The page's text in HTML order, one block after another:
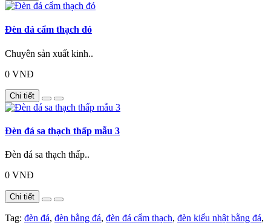
Đèn đá cẩm thạch đỏ
Chuyên sản xuất kinh..
0 VNĐ
Chi tiết
Đèn đá sa thạch thấp mẫu 3
Đèn đá sa thạch thấp..
0 VNĐ
Chi tiết
Tag: đèn đá, đèn bằng đá, đèn đá cẩm thạch, đèn kiểu nhật bằng đá,